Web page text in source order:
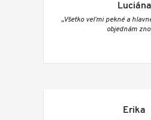
Luciána
„Všetko veľmi pekné a
objednám
Erika